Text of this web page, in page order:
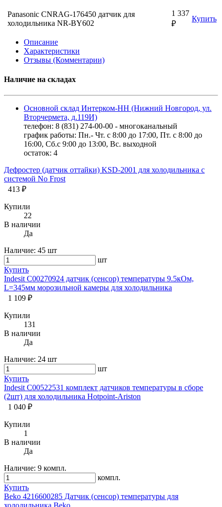
Panasonic CNRAG-176450 датчик для
холодильника NR-BY602
1 337
₽
Купить
Описание
Характеристики
Отзывы (Комментарии)
Наличие на складах
Основной склад Интерком-НН (Нижний Новгород, ул.
Вторчермета, д.119И)
телефон: 8 (831) 274-00-00 - многоканальный
график работы: Пн.- Чт. с 8:00 до 17:00, Пт. с 8:00 до
16:00, Сб.с 9:00 до 13:00, Вс. выходной
остаток: 4
Дефростер (датчик оттайки) KSD-2001 для холодильника с
системой No Frost
413 ₽
Купили
22
В наличии
Да
Наличие: 45 шт
шт
Купить
Indesit C00270924 датчик (сенсор) температуры 9.5кОм,
L=345мм морозильной камеры для холодильника
1 109 ₽
Купили
131
В наличии
Да
Наличие: 24 шт
шт
Купить
Indesit C00522531 комплект датчиков температуры в сборе
(2шт) для холодильника Hotpoint-Ariston
1 040 ₽
Купили
1
В наличии
Да
Наличие: 9 компл.
компл.
Купить
Beko 4216600285 Датчик (сенсор) температуры для
холодильника Beko